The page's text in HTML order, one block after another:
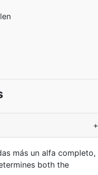
+
más un alfa completo,
both the